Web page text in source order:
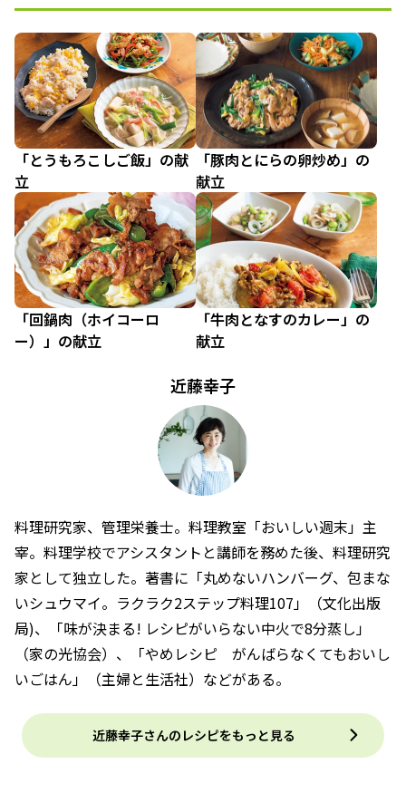
「とうもろこしご飯」の献
立
「豚肉とにらの卵炒め」の
献立
「回鍋肉（ホイコーロ
ー）」の献立
「牛肉となすのカレー」の
献立
近藤幸子
料理研究家、管理栄養士。料理教室「おいしい週末」主
宰。料理学校でアシスタントと講師を務めた後、料理研究
家として独立した。著書に「丸めないハンバーグ、包まな
いシュウマイ。ラクラク2ステップ料理107」（文化出版
局)、「味が決まる! レシピがいらない中火で8分蒸し」
（家の光協会）、「やめレシピ がんばらなくてもおいし
いごはん」（主婦と生活社）などがある。
近藤幸子さんのレシピをもっと見る